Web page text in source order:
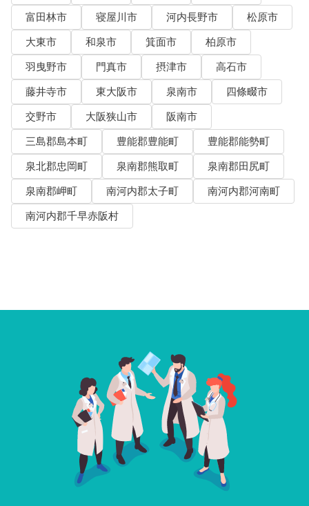
富田林市
寝屋川市 河内長野市
松原市
大東市
和泉市 箕面市
柏原市
羽曳野市
門真市 摂津市
高石市
藤井寺市
東大阪市 泉南市
四條畷市
交野市
大阪狭山市
阪南市
三島郡島本町
豊能郡豊能町
豊能郡能勢町
泉北郡忠岡町
泉南郡熊取町
泉南郡田尻町
泉南郡岬町
南河内郡太子町
南河内郡河南町
南河内郡千早赤阪村